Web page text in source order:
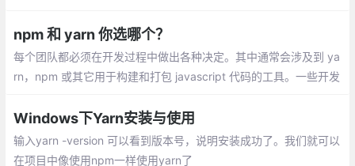
npm 和 yarn 你选哪个？
每个团队都必须在开发过程中做出各种决定。其中通常会涉及到 ya
rn，npm 或其它用于构建和打包 javascript 代码的工具。一些开发
Windows下Yarn安装与使用
输入yarn -version 可以看到版本号，说明安装成功了。我们就可以
在项目中像使用npm一样使用yarn了